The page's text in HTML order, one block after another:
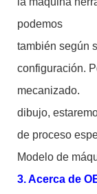
podemos
también según
configuración.
mecanizado.
dibujo,
de proceso
Modelo de
3. Acerca de